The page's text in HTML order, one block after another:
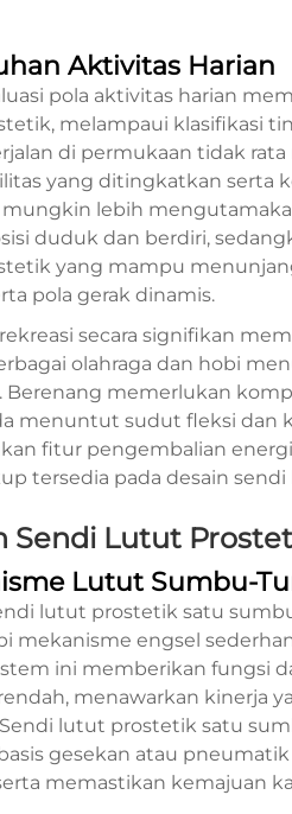
Aktivitas Harian
pola aktivitas harian
melampaui klasifikasi
di permukaan tidak
yang ditingkatkan serta
lebih
duduk dan berdiri,
yang mampu
pola gerak dinamis.
secara signifikan
olahraga dan hobi
Berenang memerlukan
menuntut sudut fleksi dan
fitur pengembalian
tersedia pada desain
Sendi Lutut
Lutut Sumbu-
lutut prostetik satu
mekanisme engsel
ini memberikan fungsi
menawarkan kinerja
lutut prostetik satu
gesekan atau
memastikan kemajuan